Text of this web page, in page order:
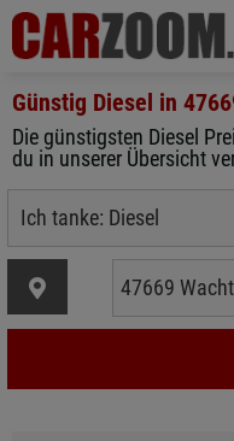
Günstig Diesel in
Die günstigsten Diesel
du in unserer Übersicht